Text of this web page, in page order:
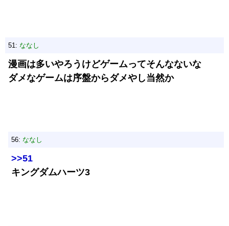
51: ななし
漫画は多いやろうけどゲームってそんなないな
ダメなゲームは序盤からダメやし当然か
56: ななし
>>51
キングダムハーツ3